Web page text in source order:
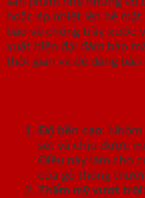
hoặc ép nhiệt lên bề
bảo vệ chống trầy xước
xuất hiện đại đảm bảo
thời gian và dễ dàng bảo
Độ bền cao: Nhôm
sét và chịu được
Điều này làm cho
cửa gỗ thông
Thẩm mỹ vượt trội